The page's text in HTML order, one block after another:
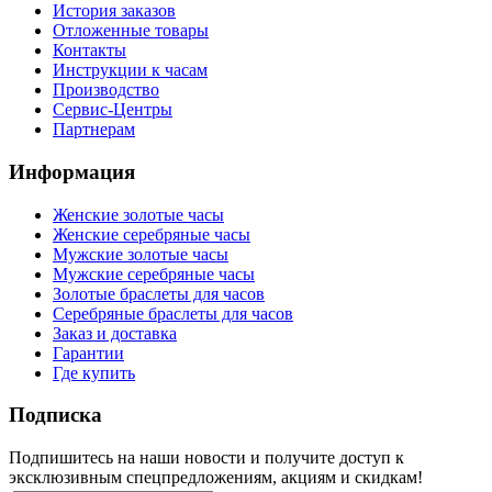
История заказов
Отложенные товары
Контакты
Инструкции к часам
Производство
Сервис-Центры
Партнерам
Информация
Женские золотые часы
Женские серебряные часы
Мужские золотые часы
Мужские серебряные часы
Золотые браслеты для часов
Серебряные браслеты для часов
Заказ и доставка
Гарантии
Где купить
Подписка
Подпишитесь на наши новости и получите доступ к
эксклюзивным спецпредложениям, акциям и скидкам!